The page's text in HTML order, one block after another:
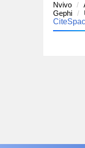
Nvivo
Gephi